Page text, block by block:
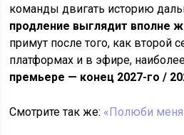
команды двигать историю
продление выглядит вполне
примут после того, как второй
платформах и в эфире,
премьере — конец 2027-го /
Смотрите так же: «Полюби меня